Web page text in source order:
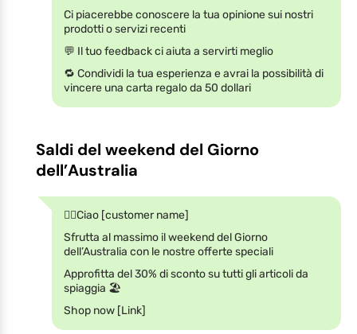
Ci piacerebbe conoscere la tua opinione sui nostri
prodotti o servizi recenti
💬 Il tuo feedback ci aiuta a servirti meglio
🔁 Condividi la tua esperienza e avrai la possibilità di
vincere una carta regalo da 50 dollari
Saldi del weekend del Giorno
dell’Australia
🙋‍♂️Ciao [customer name]
Sfrutta al massimo il weekend del Giorno
dell’Australia con le nostre offerte speciali
Approfitta del 30% di sconto su tutti gli articoli da
spiaggia 🏖️
Shop now [Link]